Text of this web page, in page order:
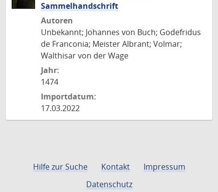
Sammelhandschrift
Autoren
Unbekannt; Johannes von Buch; Godefridus
de Franconia; Meister Albrant; Volmar;
Walthisar von der Wage
Jahr:
1474
Importdatum:
17.03.2022
Hilfe zur Suche Kontakt
Impressum
Datenschutz